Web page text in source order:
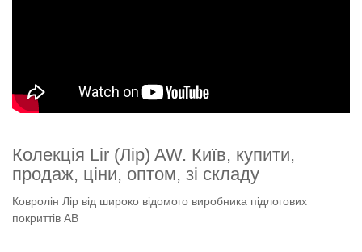
Колекція Lir (Лір) AW. Київ, купити,
продаж, ціни, оптом, зі складу
Ковролін Лір від широко відомого виробника підлогових
покриттів АВ